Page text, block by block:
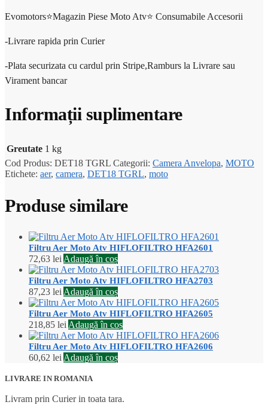
Evomotors⭐️Magazin Piese Moto Atv⭐️ Consumabile Accesorii
-Livrare rapida prin Curier
-Plata securizata cu cardul prin Stripe,Ramburs la Livrare sau
Virament bancar
Informații suplimentare
Greutate 1 kg
Cod Produs: DET18 TGRL Categorii: Camera Anvelopa, MOTO
Etichete: aer, camera, DET18 TGRL, moto
Produse similare
Filtru Aer Moto Atv HIFLOFILTRO HFA2601
72,63 lei Adaugă în coș
Filtru Aer Moto Atv HIFLOFILTRO HFA2703
87,23 lei Adaugă în coș
Filtru Aer Moto Atv HIFLOFILTRO HFA2605
218,85 lei Adaugă în coș
Filtru Aer Moto Atv HIFLOFILTRO HFA2606
60,62 lei Adaugă în coș
LIVRARE IN ROMANIA
Livram prin Curier in toata tara.